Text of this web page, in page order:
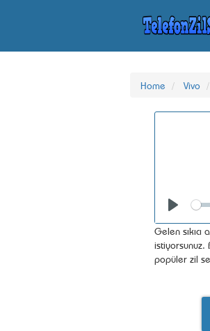
Home Vivo
Gelen
istiyorsunuz.
popüler zil